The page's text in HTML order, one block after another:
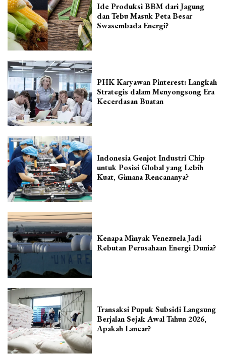
Ide Produksi BBM dari Jagung
dan Tebu Masuk Peta Besar
Swasembada Energi?
PHK Karyawan Pinterest: Langkah
Strategis dalam Menyongsong Era
Kecerdasan Buatan
Indonesia Genjot Industri Chip
untuk Posisi Global yang Lebih
Kuat, Gimana Rencananya?
Kenapa Minyak Venezuela Jadi
Rebutan Perusahaan Energi Dunia?
Transaksi Pupuk Subsidi Langsung
Berjalan Sejak Awal Tahun 2026,
Apakah Lancar?